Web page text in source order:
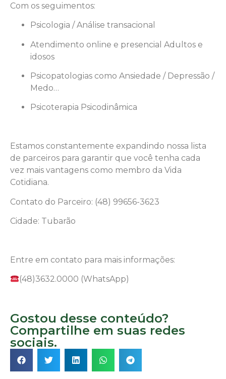
Com os seguimentos:
Psicologia / Análise transacional
Atendimento online e presencial Adultos e
idosos
Psicopatologias como Ansiedade / Depressão /
Medo…
Psicoterapia Psicodinâmica
Estamos constantemente expandindo nossa lista
de parceiros para garantir que você tenha cada
vez mais vantagens como membro da Vida
Cotidiana.
Contato do Parceiro: (48) 99656-3623
Cidade: Tubarão
Entre em contato para mais informações:
(48)3632.0000 (WhatsApp)
Gostou desse conteúdo?
Compartilhe em suas redes
sociais.